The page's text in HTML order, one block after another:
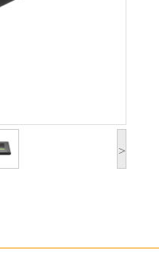
>